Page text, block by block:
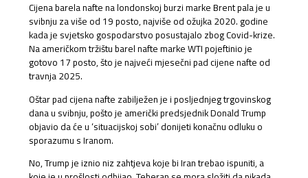
Cijena barela nafte na londonskoj burzi marke Brent pala je u
svibnju za više od 19 posto, najviše od ožujka 2020. godine
kada je svjetsko gospodarstvo posustajalo zbog Covid-krize.
Na američkom tržištu barel nafte marke WTI pojeftinio je
gotovo 17 posto, što je najveći mjesečni pad cijene nafte od
travnja 2025.
Oštar pad cijena nafte zabilježen je i posljednjeg trgovinskog
dana u svibnju, pošto je američki predsjednik Donald Trump
objavio da će u ‘situacijskoj sobi’ donijeti konačnu odluku o
sporazumu s Iranom.
No, Trump je iznio niz zahtjeva koje bi Iran trebao ispuniti, a